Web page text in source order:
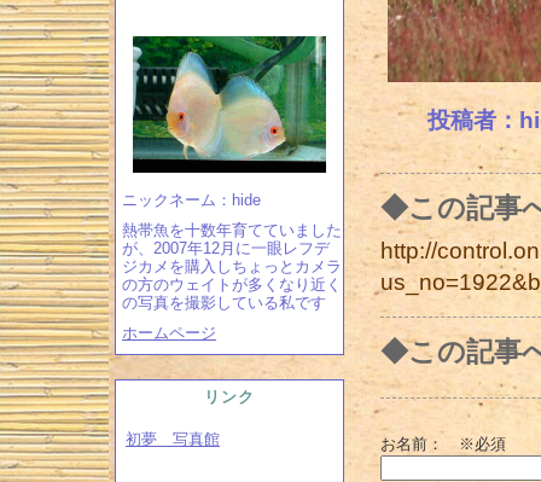
ニックネーム：hide
熱帯魚を十数年育てていました
が、2007年12月に一眼レフデ
ジカメを購入しちょっとカメラ
の方のウェイトが多くなり近く
の写真を撮影している私です
ホームページ
リンク
初夢 写真館
投稿者：
◆この記事
http://
◆この記事
お名前： ※必須